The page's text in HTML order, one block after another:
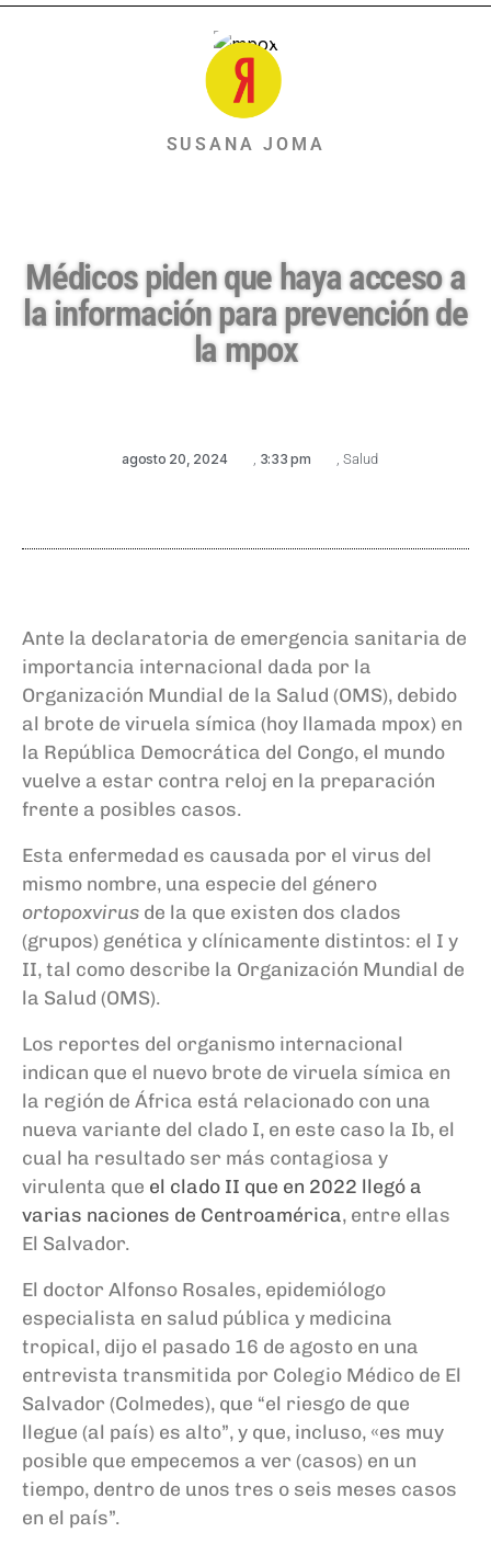
SUSANA JOMA
Médicos piden que haya acceso a
la información para prevención de
la mpox
agosto 20, 2024 3:33 pm Salud
Ante la declaratoria de emergencia sanitaria de
importancia internacional dada por la
Organización Mundial de la Salud (OMS), debido
al brote de viruela símica (hoy llamada mpox) en
la República Democrática del Congo, el mundo
vuelve a estar contra reloj en la preparación
frente a posibles casos.
Esta enfermedad es causada por el virus del
mismo nombre, una especie del género
ortopoxvirus de la que existen dos clados
(grupos) genética y clínicamente distintos: el I y
II, tal como describe la Organización Mundial de
la Salud (OMS).
Los reportes del organismo internacional
indican que el nuevo brote de viruela símica en
la región de África está relacionado con una
nueva variante del clado I, en este caso la Ib, el
cual ha resultado ser más contagiosa y
virulenta que el clado II que en 2022 llegó a
varias naciones de Centroamérica, entre ellas
El Salvador.
El doctor Alfonso Rosales, epidemiólogo
especialista en salud pública y medicina
tropical, dijo el pasado 16 de agosto en una
entrevista transmitida por Colegio Médico de El
Salvador (Colmedes), que “el riesgo de que
llegue (al país) es alto”, y que, incluso, «es muy
posible que empecemos a ver (casos) en un
tiempo, dentro de unos tres o seis meses casos
en el país”.